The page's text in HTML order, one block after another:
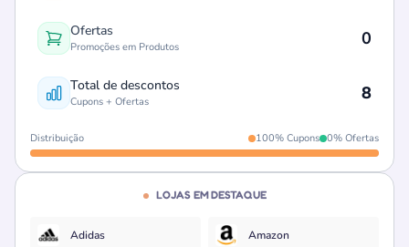
Ofertas
Promoções em Produtos 0
Total de descontos
Cupons + Ofertas 8
Distribuição 100% Cupons 0% Ofertas
LOJAS EM DESTAQUE
Adidas Amazon